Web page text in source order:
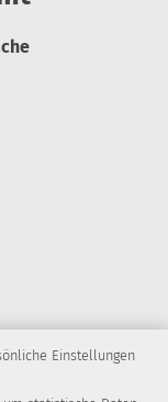
Einstellungen